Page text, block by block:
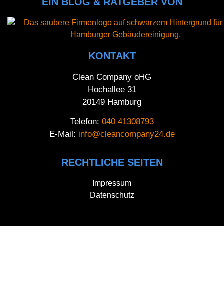
KONTAKT
Clean Company oHG
Hochallee 31
20149 Hamburg
Telefon: 040 41308793
E-Mail: info@cleancompany24.de
RECHTLICHE SEITEN
Impressum
Datenschutz